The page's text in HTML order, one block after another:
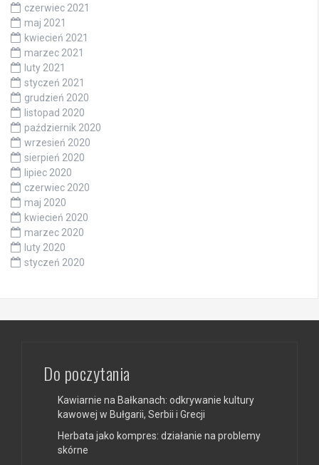
czerwiec 2021
maj 2021
kwiecień 2021
marzec 2021
luty 2021
styczeń 2021
grudzień 2020
listopad 2020
październik 2020
wrzesień 2020
sierpień 2020
lipiec 2020
czerwiec 2020
maj 2020
kwiecień 2020
marzec 2020
luty 2020
styczeń 2020
Do poczytania
Kawiarnie na Bałkanach: odkrywanie kultury
kawowej w Bułgarii, Serbii i Grecji
Herbata jako kompres: działanie na problemy
skórne